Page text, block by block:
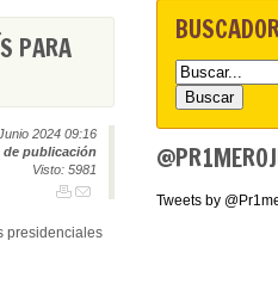
PARA
2024 09:16
de publicación
Visto: 5981
presidenciales
Tweets by